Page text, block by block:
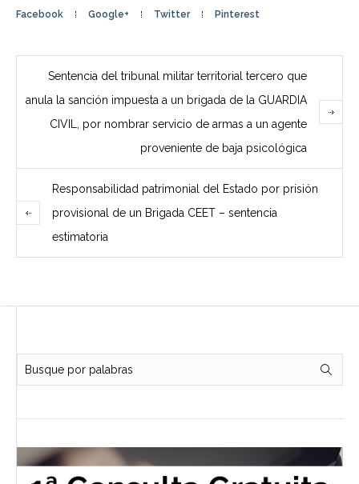
Facebook Google+ Twitter Pinterest
Sentencia del tribunal militar territorial tercero que
anula la sanción impuesta a un brigada de la GUARDIA
CIVIL, por nombrar servicio de armas a un agente
proveniente de baja psicológica
Responsabilidad patrimonial del Estado por prisión
provisional de un Brigada CEET – sentencia
estimatoria